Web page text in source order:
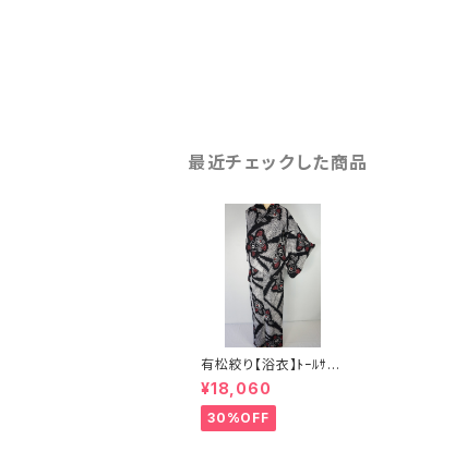
最近チェックした商品
有松絞り【浴衣】ﾄｰﾙｻｲ
ｽﾞ 椿 綿 総絞り 黒 白
赤 019
¥18,060
30%OFF